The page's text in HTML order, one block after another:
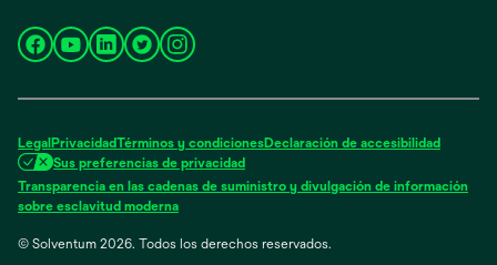
se
una
pestaña
nueva
se
una
pestaña
nueva
se
una
pestaña
nueva
se
una
pestaña
nueva
se
pestaña
nueva
LegalPrivacidadTérminos y condicionesDeclaración de accesibilidad
Sus preferencias de privacidad
Transparencia en las cadenas de suministro y divulgación de información
sobre esclavitud modernase
en
© Solventum 2026. Todos los derechos reservados.